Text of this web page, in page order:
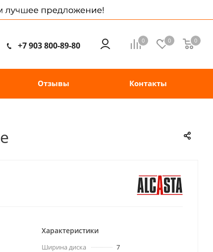
0 0 0
+7 903 800-89-80
Отзывы Контакты
Характеристики
Ширина диска
7